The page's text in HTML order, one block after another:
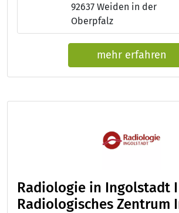
92637 Weiden in der
Oberpfalz
mehr erfahren
Radiologie in Ingolstadt I
Radiologisches Zentrum